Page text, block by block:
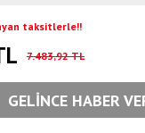
taksitlerle!!
7.483,92 TL
GELİNCE HABER